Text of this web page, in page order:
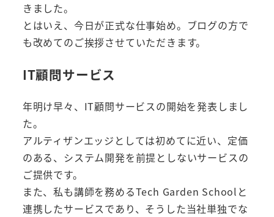
きました。
とはいえ、今日が正式な仕事始め。ブログの方で
も改めてのご挨拶させていただきます。
IT顧問サービス
年明け早々、IT顧問サービスの開始を発表しまし
た。
アルティザンエッジとしては初めてに近い、定価
のある、システム開発を前提としないサービスの
ご提供です。
また、私も講師を務めるTech Garden Schoolと
連携したサービスであり、そうした当社単独でな